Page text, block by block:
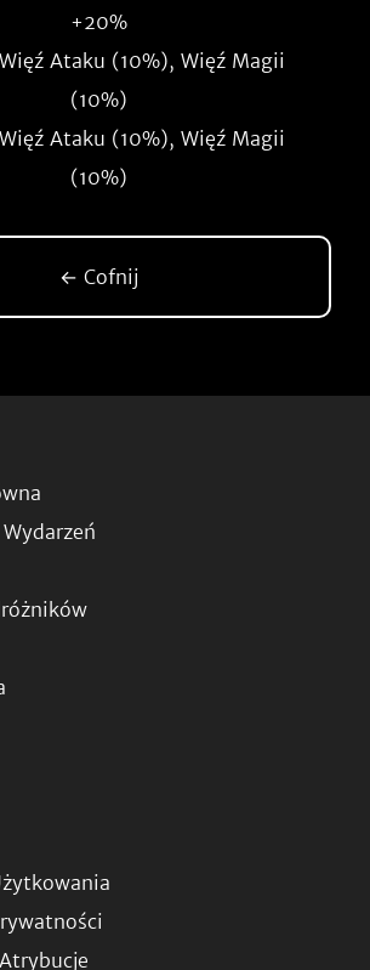
+20%
Więź Ataku (10%), Więź Magii
(10%)
Więź Ataku (10%), Więź Magii
(10%)
← Cofnij